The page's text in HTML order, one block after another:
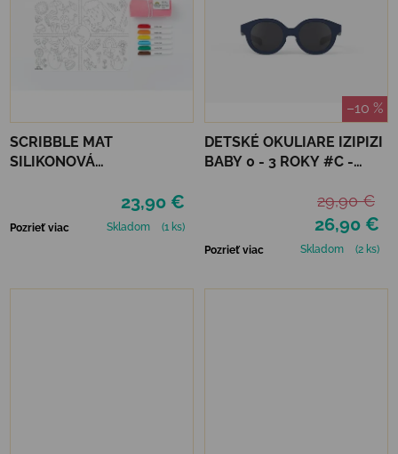
SCRIBBLE MAT
SILIKONOVÁ
23,90 €
Pozrieť viac Skladom (1 ks)
–10 %
DETSKÉ OKULIARE IZIPIZI
BABY 0 - 3 ROKY #C -
26,90 €
29,90 €
Pozrieť viac Skladom (2 ks)